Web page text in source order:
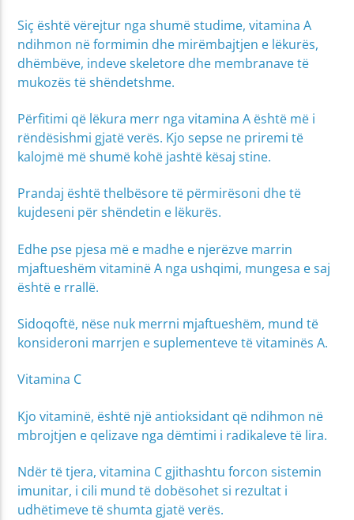
Siç është vërejtur nga shumë studime, vitamina A
ndihmon në formimin dhe mirëmbajtjen e lëkurës,
dhëmbëve, indeve skeletore dhe membranave të
mukozës të shëndetshme.
Përfitimi që lëkura merr nga vitamina A është më i
rëndësishmi gjatë verës. Kjo sepse ne priremi të
kalojmë më shumë kohë jashtë kësaj stine.
Prandaj është thelbësore të përmirësoni dhe të
kujdeseni për shëndetin e lëkurës.
Edhe pse pjesa më e madhe e njerëzve marrin
mjaftueshëm vitaminë A nga ushqimi, mungesa e saj
është e rrallë.
Sidoqoftë, nëse nuk merrni mjaftueshëm, mund të
konsideroni marrjen e suplementeve të vitaminës A.
Vitamina C
Kjo vitaminë, është një antioksidant që ndihmon në
mbrojtjen e qelizave nga dëmtimi i radikaleve të lira.
Ndër të tjera, vitamina C gjithashtu forcon sistemin
imunitar, i cili mund të dobësohet si rezultat i
udhëtimeve të shumta gjatë verës.